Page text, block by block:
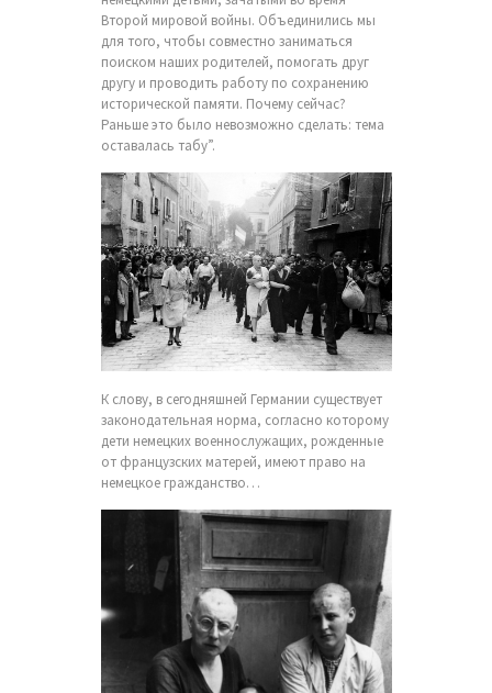
Второй мировой войны. Объединились мы
для того, чтобы совместно заниматься
поиском наших родителей, помогать друг
другу и проводить работу по сохранению
исторической памяти. Почему сейчас?
Раньше это было невозможно сделать: тема
оставалась табу”.
К слову, в сегодняшней Германии существует
законодательная норма, согласно которому
дети немецких военнослужащих, рожденные
от французских матерей, имеют право на
немецкое гражданство…